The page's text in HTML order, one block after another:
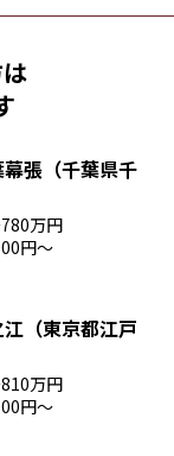
張（千葉県千
万円
円〜
（東京都江戸
万円
円〜